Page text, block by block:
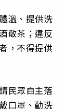
溫、提供洗
敬茶；違反
，不得提供
民眾自主落
口罩、勤洗